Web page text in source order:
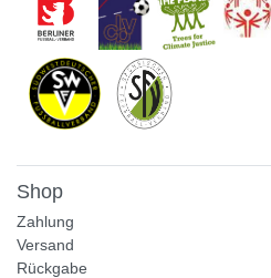
Shop
Zahlung
Versand
Rückgabe